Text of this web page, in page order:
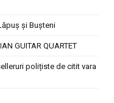
și Bușteni
GUITAR QUARTET
polițiste de citit vara